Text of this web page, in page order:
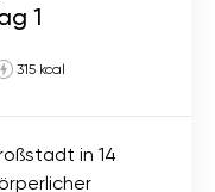
1
315 kcal
in 14